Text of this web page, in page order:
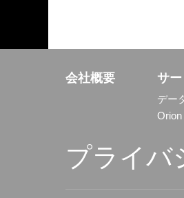
会社概要 サ
デー
Orion
プライバ